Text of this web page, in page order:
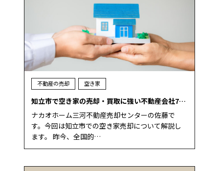
不動産の売却 空き家
知立市で空き家の売却・買取に強い不動産会社7…
ナカオホーム三河不動産売却センターの佐藤で
す。今回は知立市での空き家売却について解説し
ます。 昨今、全国的…